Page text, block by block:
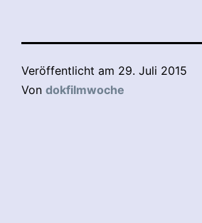
Veröffentlicht am 29. Juli 2015
Von dokfilmwoche